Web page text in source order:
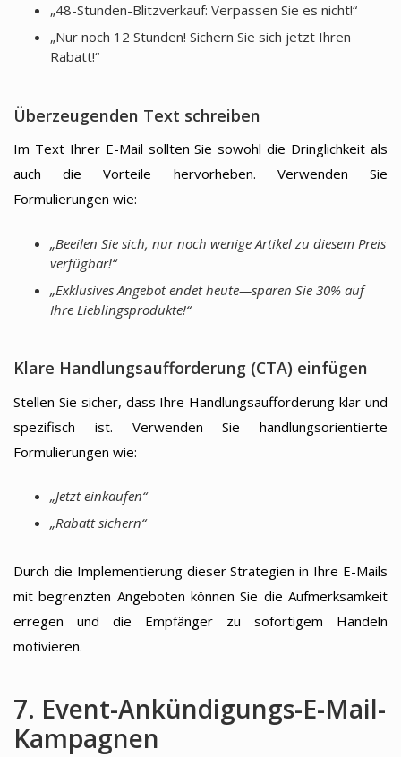
„48-Stunden-Blitzverkauf: Verpassen Sie es nicht!“
„Nur noch 12 Stunden! Sichern Sie sich jetzt Ihren
Rabatt!“
Überzeugenden Text schreiben
Im Text Ihrer E-Mail sollten Sie sowohl die Dringlichkeit als
auch die Vorteile hervorheben. Verwenden Sie
Formulierungen wie:
„Beeilen Sie sich, nur noch wenige Artikel zu diesem Preis
verfügbar!“
„Exklusives Angebot endet heute—sparen Sie 30% auf
Ihre Lieblingsprodukte!“
Klare Handlungsaufforderung (CTA) einfügen
Stellen Sie sicher, dass Ihre Handlungsaufforderung klar und
spezifisch ist. Verwenden Sie handlungsorientierte
Formulierungen wie:
„Jetzt einkaufen“
„Rabatt sichern“
Durch die Implementierung dieser Strategien in Ihre E-Mails
mit begrenzten Angeboten können Sie die Aufmerksamkeit
erregen und die Empfänger zu sofortigem Handeln
motivieren.
7. Event-Ankündigungs-E-Mail-
Kampagnen